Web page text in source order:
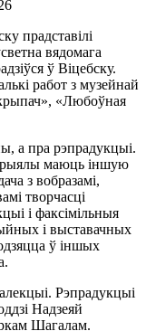
прадставілі
вядомага
ў Віцебску.
работ з музейнай
«Любоўная
а пра рэпрадукцыі.
маюць іншую
з вобразамі,
творчасці
і факсімільныя
і выставачных
ў іншых
Рэпрадукцыі
Надзеяй
Шагалам.